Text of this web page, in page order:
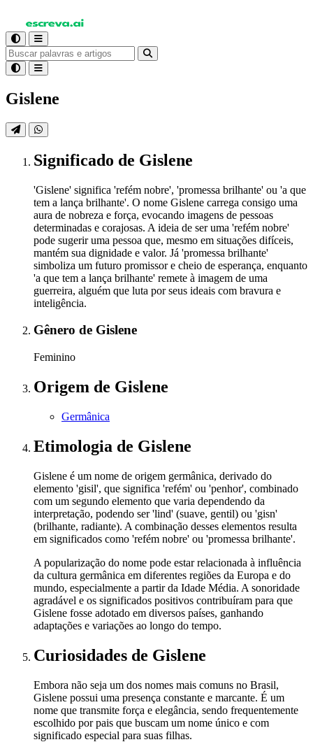
Gislene
Significado de Gislene
'Gislene' significa 'refém nobre', 'promessa brilhante' ou 'a que
tem a lança brilhante'. O nome Gislene carrega consigo uma
aura de nobreza e força, evocando imagens de pessoas
determinadas e corajosas. A ideia de ser uma 'refém nobre'
pode sugerir uma pessoa que, mesmo em situações difíceis,
mantém sua dignidade e valor. Já 'promessa brilhante'
simboliza um futuro promissor e cheio de esperança, enquanto
'a que tem a lança brilhante' remete à imagem de uma
guerreira, alguém que luta por seus ideais com bravura e
inteligência.
Gênero de Gislene
Feminino
Origem de Gislene
Germânica
Etimologia de Gislene
Gislene é um nome de origem germânica, derivado do
elemento 'gisil', que significa 'refém' ou 'penhor', combinado
com um segundo elemento que varia dependendo da
interpretação, podendo ser 'lind' (suave, gentil) ou 'gisn'
(brilhante, radiante). A combinação desses elementos resulta
em significados como 'refém nobre' ou 'promessa brilhante'.
A popularização do nome pode estar relacionada à influência
da cultura germânica em diferentes regiões da Europa e do
mundo, especialmente a partir da Idade Média. A sonoridade
agradável e os significados positivos contribuíram para que
Gislene fosse adotado em diversos países, ganhando
adaptações e variações ao longo do tempo.
Curiosidades de Gislene
Embora não seja um dos nomes mais comuns no Brasil,
Gislene possui uma presença constante e marcante. É um
nome que transmite força e elegância, sendo frequentemente
escolhido por pais que buscam um nome único e com
significado especial para suas filhas.